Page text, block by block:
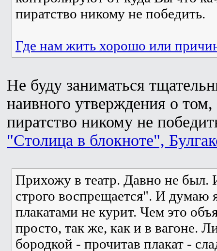
пиратство никому не победить.
Где нам жить хорошо или
Не буду заниматься
наивного утверждения о
пиратство никому не
"Столица в блокноте",
Прихожу в театр. Давно не был.
строго воспрещается". И думаю
плакатами не курит. Чем это
просто, так же, как и в вагоне.
бородкой - прочитав плакат -